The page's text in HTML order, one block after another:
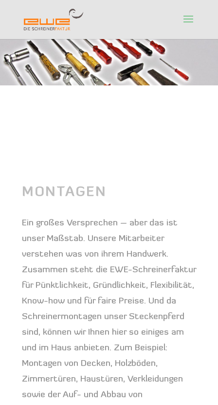
MONTAGEN
Ein großes Versprechen – aber das ist
unser Maßstab. Unsere Mitarbeiter
verstehen was von ihrem Handwerk.
Zusammen steht die EWE-Schreinerfaktur
für Pünktlichkeit, Gründlichkeit, Flexibilität,
Know-how und für faire Preise. Und da
Schreinermontagen unser Steckenpferd
sind, können wir Ihnen hier so einiges am
und im Haus anbieten. Zum Beispiel:
Montagen von Decken, Holzböden,
Zimmertüren, Haustüren, Verkleidungen
sowie der Auf- und Abbau von